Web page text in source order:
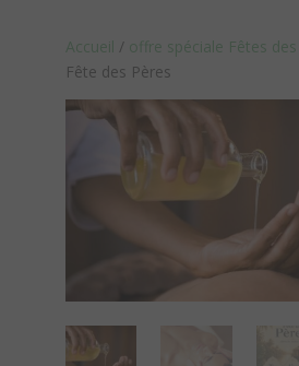
Accueil / offre spéciale Fêtes
Fête des Pères